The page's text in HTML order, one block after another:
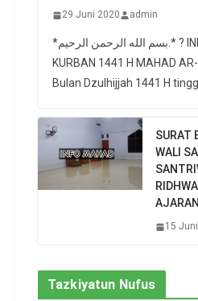
29 Juni 2020 admin
*بسم الله الرحمن الرحيم.* ? INFO IBADAH
KURBAN 1441 H MAHAD
Bulan Dzulhijjah 1441 H
SURAT
WALI
15
Tazkiyatun Nufus